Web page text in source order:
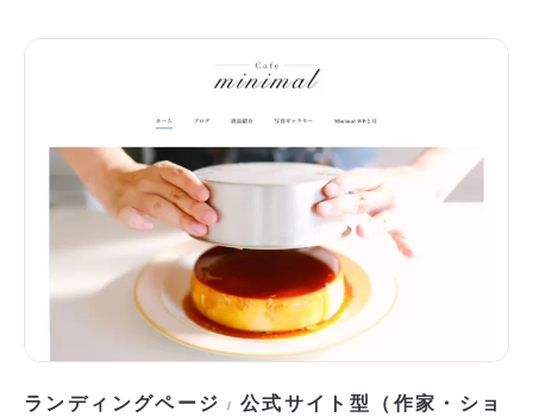
ランディングページ / 公式サイト型（作家・ショ